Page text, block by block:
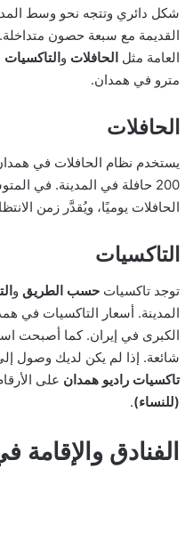
شكل دائري وتتجه نحو وسط
القديمة مع سبعة حصون
العامة مثل الحافلات والتاكسيات
مترو في همدان.
الحافلات
يستخدم نظام الحافلات في
الحافلات يوميًا، ويُقدَّر زمن الانتظار
التاكسيات
توجد تاكسيات حسب الطريق و
المدينة. أسعار التاكسيات في
الكبرى في إيران. كما أصبحت
شائعة. إذا لم يكن لديك وصول
تاكسيات راديو همدان على
(للنساء).
الفنادق والإقامة